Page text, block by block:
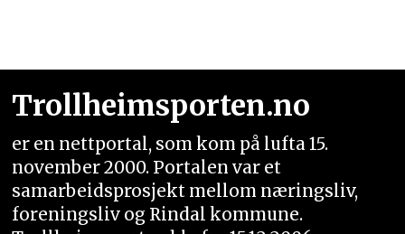
Trollheimsporten.no
er en nettportal, som kom på lufta 15.
november 2000. Portalen var et
samarbeidsprosjekt mellom næringsliv,
foreningsliv og Rindal kommune.